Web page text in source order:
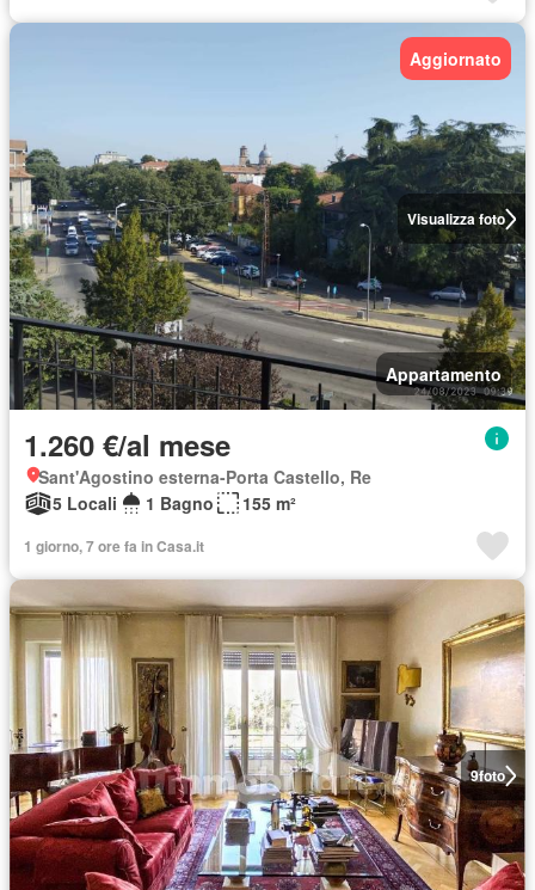
Visualizza foto
Aggiornato
Appartamento
1.260 €/al mese
Sant'Agostino esterna-Porta Castello, Re
5 Locali
1 Bagno 155 m²
1 giorno, 7 ore fa in Casa.it
9foto